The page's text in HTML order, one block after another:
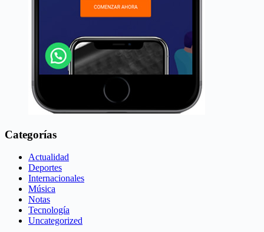
Categorías
Actualidad
Deportes
Internacionales
Música
Notas
Tecnología
Uncategorized